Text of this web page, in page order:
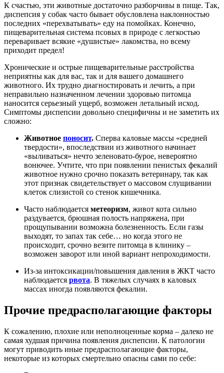
К счастью, эти животные достаточно разборчивы в пище. Так,
диспепсия у собак часто бывает обусловлена наклонностью
последних «перехватывать» еду на помойках. Конечно,
пищеварительная система псовых в природе с легкостью
переваривает всякие «душистые» лакомства, но всему
приходит предел!
Хронические и острые пищеварительные расстройства
неприятны как для вас, так и для вашего домашнего
животного. Их трудно диагностировать и лечить, а при
неправильно назначенном лечении здоровью питомца
наносится серьезный ущерб, возможен летальный исход.
Симптомы диспепсии довольно специфичны и не заметить их
сложно:
Животное поносит. Сперва каловые массы «средней
твердости», впоследствии из животного начинает
«выливаться» нечто зеленовато-бурое, невероятно
вонючее. Учтите, что при появлении пенистых фекалий
животное нужно срочно показать ветеринару, так как
этот признак свидетельствует о массовом слущивании
клеток слизистой со стенок кишечника.
Часто наблюдается метеоризм, живот кота сильно
раздувается, брюшная полость напряжена, при
прощупывании возможна болезненность. Если газы
выходят, то запах так себе… но когда этого не
происходит, срочно везите питомца в клинику –
возможен заворот или иной вариант непроходимости.
Из-за интоксикации/повышения давления в ЖКТ часто
наблюдается рвота. В тяжелых случаях в каловых
массах иногда появляются фекалии.
Прочие предрасполагающие факторы
К сожалению, плохие или неполноценные корма – далеко не
самая худшая причина появления диспепсии. К патологии
могут приводить иные предрасполагающие факторы,
некоторые из которых смертельно опасны сами по себе: